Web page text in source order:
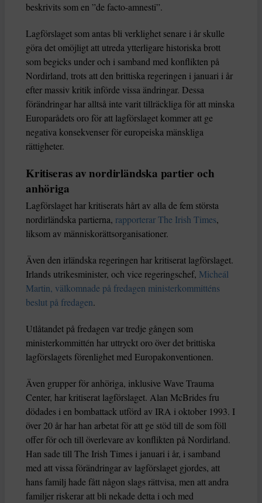
beskrivits som en ”de facto-amnesti”.
Lagförslaget som antas bli verklighet senare i år skulle
göra det omöjligt att utreda ytterligare historiska brott
som begicks under och i samband med konflikten på
Nordirland, trots att den brittiska regeringen i januari i år
efter massiv kritik införde vissa ändringar. Dessa
förändringar har alltså inte varit tillräckliga för att minska
Europarådets oro för att lagförslaget kommer att ge
negativa konsekvenser för europeiska mänskliga
rättigheter.
Kritiseras av nordirländska partier och
anhöriga
Lagförslaget har kritiserats hårt av alla de fem största
nordirländska partierna, rapporterar The Irish Times,
liksom av människorättsorganisationer.
Även den irländska regeringen har kritiserat lagförslaget.
Irlands utrikesminister, och vice regeringschef, Micheál
Martin, välkomnade på fredagen ministerkommitténs
beslut på fredagen.
Utlåtandet på fredagen var tredje gången som
ministerkommittén har uttryckt oro över det brittiska
lagförslagets förenlighet med Europakonventionen.
Även grupper för anhöriga, inklusive Wave Trauma
Center, har kritiserat lagförslaget. Alan McBrides fru
dödades i en bombattack utförd av IRA i oktober 1993. I
över 20 år har han arbetat för att ge stöd till de som föll
offer för och till överlevare av konflikten på Nordirland.
Han sade till The Irish Times i januari i år, i samband
med att vissa förändringar av lagförslaget gjordes, att
hans familj hade fått någon slags rättvisa, men att andra
familjer riskerar att bli nekade detta i och med